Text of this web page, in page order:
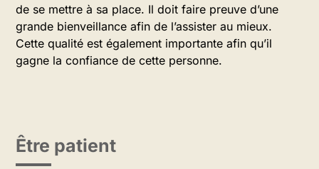
de se mettre à sa place. Il doit faire preuve d’une
grande bienveillance afin de l’assister au mieux.
Cette qualité est également importante afin qu’il
gagne la confiance de cette personne.
Être patient